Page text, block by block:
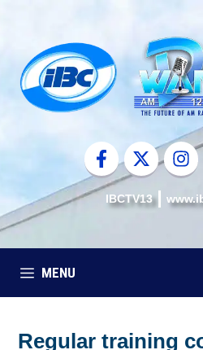
content
IBCTV13
MENU
Regular training